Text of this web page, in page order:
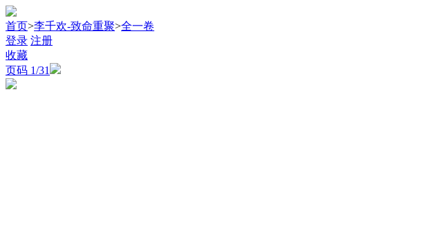
首页>李千欢-致命重聚>全一卷
登录 注册
收藏
页码 1/31